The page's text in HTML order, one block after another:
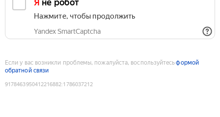
Я не робот
Нажмите, чтобы продолжить
Yandex SmartCaptcha
Если у вас возникли проблемы, пожалуйста, воспользуйтесьформой
обратной связи
9178463950412216882:1786037212